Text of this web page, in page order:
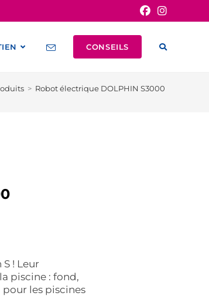
CONSEILS
> Robot électrique DOLPHIN S3000
! Leur
piscine : fond,
les piscines